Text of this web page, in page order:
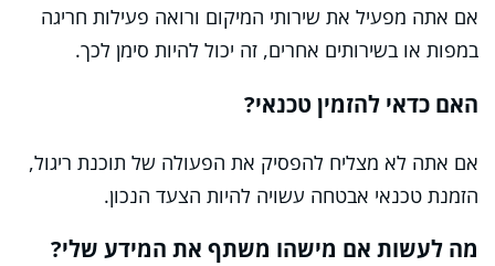
אם אתה מפעיל את שירותי המיקום ורואה פעילות חריגה
במפות או בשירותים אחרים, זה יכול להיות סימן לכך.
האם כדאי להזמין טכנאי?
אם אתה לא מצליח להפסיק את הפעולה של תוכנת ריגול,
הזמנת טכנאי אבטחה עשויה להיות הצעד הנכון.
מה לעשות אם מישהו משתף את המידע שלי?